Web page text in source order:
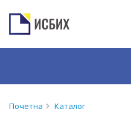
Почетна Каталог